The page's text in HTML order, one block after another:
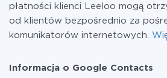
płatności klienci Leeloo mogą
od klientów bezpośrednio za
komunikatorów internetowych.
Informacja o Google Contacts